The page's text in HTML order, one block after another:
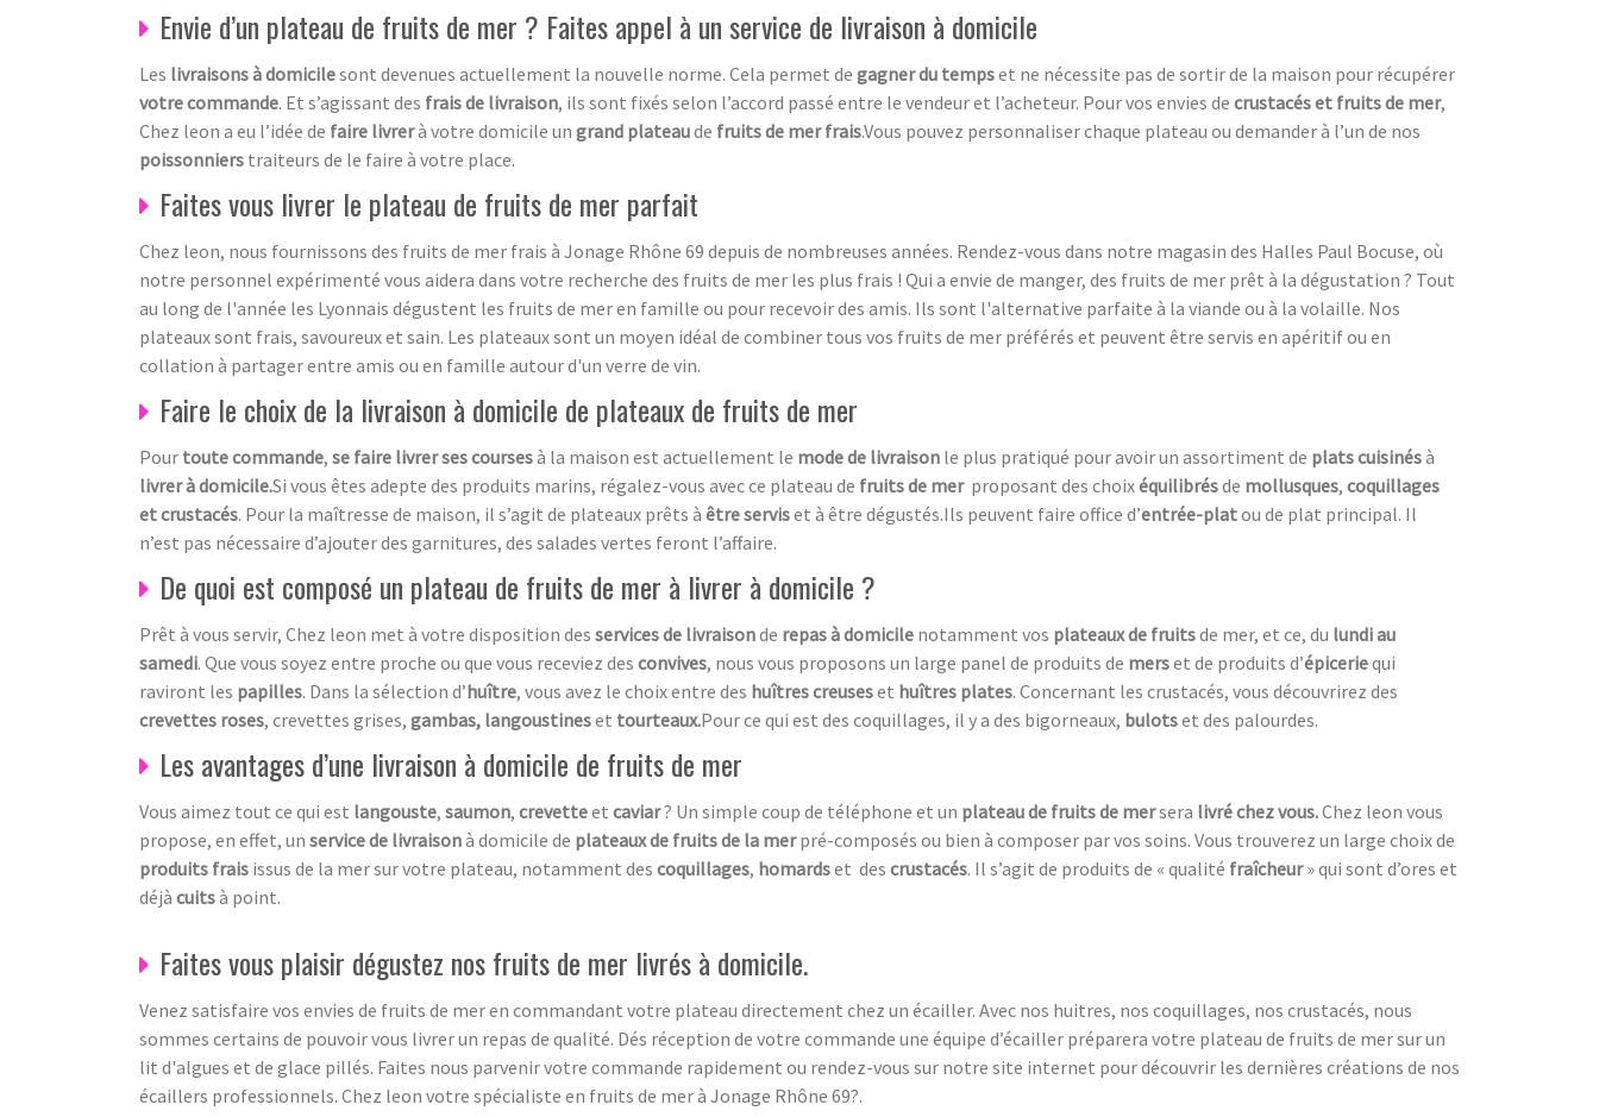
Envie d’un plateau de fruits de mer ? Faites appel à un service de livraison à domicile
Les livraisons à domicilesont devenues actuellement la nouvelle norme. Cela permet de gagner du tempset ne nécessite pas de sortir de la maison pour récupérer
votre commande. Et s’agissant des frais de livraison, ils sont fixés selon l’accord passé entre le vendeur et l’acheteur. Pour vos envies de crustacés et fruits de mer,
Chez leon a eu l’idée de faire livrerà votre domicile un grand plateaude fruits de mer frais.Vous pouvez personnaliser chaque plateau ou demander à l’un de nos
poissonniers traiteurs de le faire à votre place.
Faites vous livrer le plateau de fruits de mer parfait
Chez leon, nous fournissons des fruits de mer frais à Jonage Rhône 69 depuis de nombreuses années. Rendez-vous dans notre magasin des Halles Paul Bocuse, où
notre personnel expérimenté vous aidera dans votre recherche des fruits de mer les plus frais ! Qui a envie de manger, des fruits de mer prêt à la dégustation ? Tout
au long de l'année les Lyonnais dégustent les fruits de mer en famille ou pour recevoir des amis. Ils sont l'alternative parfaite à la viande ou à la volaille. Nos
plateaux sont frais, savoureux et sain. Les plateaux sont un moyen idéal de combiner tous vos fruits de mer préférés et peuvent être servis en apéritif ou en
collation à partager entre amis ou en famille autour d'un verre de vin.
Faire le choix de la livraison à domicile de plateaux de fruits de mer
Pour toute commande, se faire livrer ses coursesà la maison est actuellement le mode de livraison le plus pratiqué pour avoir un assortiment de plats cuisinésà
livrer à domicile.Si vous êtes adepte des produits marins, régalez-vous avec ce plateau de fruits de mer proposant des choixéquilibrésde mollusques, coquillages
et crustacés. Pour la maîtresse de maison, il s’agit de plateaux prêts à être serviset à être dégustés.Ils peuvent faire office d’entrée-platou de plat principal. Il
n’est pas nécessaire d’ajouter des garnitures, des salades vertes feront l’affaire.
De quoi est composé un plateau de fruits de mer à livrer à domicile ?
Prêt à vous servir, Chez leon met à votre disposition des services de livraisonde repas à domicile notamment vos plateaux de fruitsde mer, et ce, du lundi au
samedi. Que vous soyez entre proche ou que vous receviez des convives, nous vous proposons un large panel de produits de merset de produits d’épiceriequi
raviront les papilles. Dans la sélection d’huître, vous avez le choix entre des huîtres creuseset huîtres plates. Concernant les crustacés, vous découvrirez des
crevettes roses, crevettes grises, gambas, langoustineset tourteaux.Pour ce qui est des coquillages, il y a des bigorneaux, bulotset des palourdes.
Les avantages d’une livraison à domicile de fruits de mer
Vous aimez tout ce qui est langouste, saumon, crevetteet caviar? Un simple coup de téléphone et un plateau de fruits de mersera livré chez vous.Chez leon vous
propose, en effet, un service de livraisonà domicile de plateaux de fruits de la merpré-composés ou bien à composer par vos soins. Vous trouverez un large choix de
produits frais issus de la mer sur votre plateau, notamment des coquillages, homardset des crustacés. Il s’agit de produits de « qualité fraîcheur» qui sont d’ores et
déjà cuitsà point.
Faites vous plaisir dégustez nos fruits de mer livrés à domicile.
Venez satisfaire vos envies de fruits de mer en commandant votre plateau directement chez un écailler. Avec nos huitres, nos coquillages, nos crustacés, nous
sommes certains de pouvoir vous livrer un repas de qualité. Dés réception de votre commande une équipe d’écailler préparera votre plateau de fruits de mer sur un
lit d'algues et de glace pillés. Faites nous parvenir votre commande rapidement ou rendez-vous sur notre site internet pour découvrir les dernières créations de nos
écaillers professionnels. Chez leon votre spécialiste en fruits de mer à Jonage Rhône 69?.